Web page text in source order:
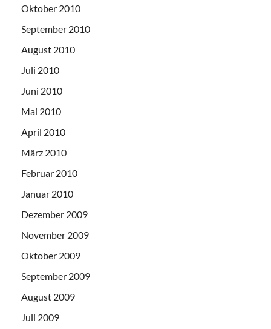
Oktober 2010
September 2010
August 2010
Juli 2010
Juni 2010
Mai 2010
April 2010
März 2010
Februar 2010
Januar 2010
Dezember 2009
November 2009
Oktober 2009
September 2009
August 2009
Juli 2009